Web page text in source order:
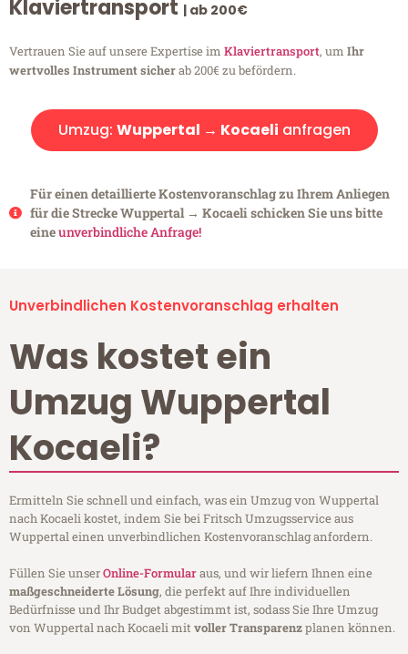
Klaviertransport | ab 200€
Vertrauen Sie auf unsere Expertise im Klaviertransport, um Ihr
wertvolles Instrument sicherab 200€ zu befördern.
Umzug: Wuppertal → Kocaeli anfragen
Für einen detaillierte Kostenvoranschlag zu Ihrem Anliegen
für die Strecke Wuppertal → Kocaeli schicken Sie uns bitte
eineunverbindliche Anfrage!
Unverbindlichen Kostenvoranschlag erhalten
Was kostet ein
Umzug Wuppertal
Kocaeli?
Ermitteln Sie schnell und einfach, was ein Umzug von Wuppertal
nach Kocaeli kostet, indem Sie bei Fritsch Umzugsservice aus
Wuppertal einen unverbindlichen Kostenvoranschlag anfordern.
Füllen Sie unserOnline-Formularaus, und wir liefern Ihnen eine
maßgeschneiderte Lösung, die perfekt auf Ihre individuellen
Bedürfnisse und Ihr Budget abgestimmt ist, sodass Sie Ihre Umzug
von Wuppertal nach Kocaeli mitvoller Transparenzplanen können.